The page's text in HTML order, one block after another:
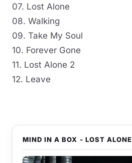
07. Lost Alone
08. Walking
09. Take My Soul
10. Forever Gone
11. Lost Alone 2
12. Leave
MIND IN A BOX - LOST ALONE